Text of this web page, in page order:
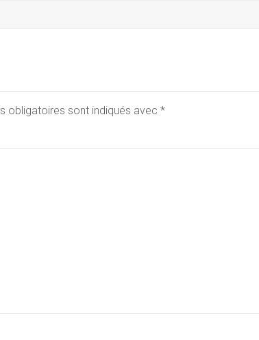
obligatoires sont indiqués avec *